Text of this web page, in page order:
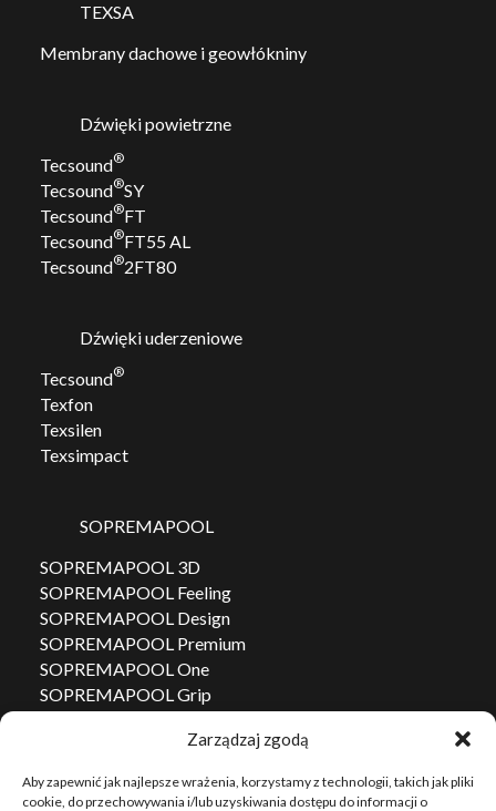
Zarządzaj zgodą
Aby zapewnić jak najlepsze wrażenia, korzystamy z technologii, takich jak pliki
cookie, do przechowywania i/lub uzyskiwania dostępu do informacji o
TEXSA
Membrany dachowe i geowłókniny
Dźwięki powietrzne
Tecsound®
Tecsound®SY
Tecsound®FT
Tecsound®FT55 AL
Tecsound®2FT80
Dźwięki uderzeniowe
Tecsound®
Texfon
Texsilen
Texsimpact
SOPREMAPOOL
SOPREMAPOOL 3D
SOPREMAPOOL Feeling
SOPREMAPOOL Design
SOPREMAPOOL Premium
SOPREMAPOOL One
SOPREMAPOOL Grip
Primatess